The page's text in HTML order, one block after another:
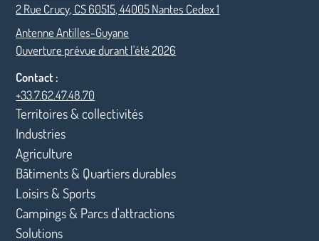
2 Rue Crucy, CS 60515, 44005 Nantes Cedex 1
Antenne Antilles-Guyane
Ouverture prévue durant l'été 2026
Contact :
+33.7.62.47.48.70
Territoires & collectivités
Industries
Agriculture
Bâtiments & Quartiers durables
Loisirs & Sports
Campings & Parcs d'attractions
Solutions